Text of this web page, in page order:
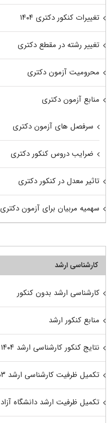
تغییرات کنکور دکتری ۱۴۰۴
تغییر رشته در مقطع دکتری
محرومیت آزمون دکتری
منابع آزمون دکتری
سرفصل های آزمون دکتری
ضرایب دروس کنکور دکتری
تاثیر معدل در کنکور دکتری
سهمیه مربیان برای آزمون دکتری
کارشناسی ارشد
کارشناسی ارشد بدون کنکور
منابع کنکور ارشد
نتایج کنکور کارشناسی ارشد ۱۴۰۴
تکمیل ظرفیت کارشناسی ارشد ۱۴۰۳
تکمیل ظرفیت ارشد دانشگاه آزاد ۱۴۰۳